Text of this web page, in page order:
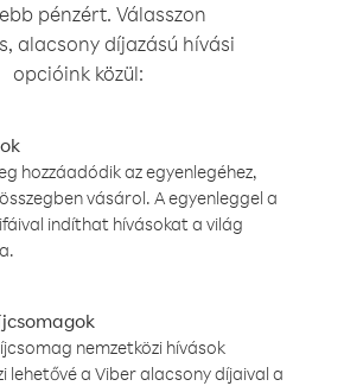
pénzért. Válasszon
alacsony díjazású hívási
opcióink közül:
hozzáadódik az egyenlegéhez,
vásárol. A egyenleggel a
indíthat hívásokat a világ
nemzetközi hívások
lehetővé a Viber alacsony díjaival a